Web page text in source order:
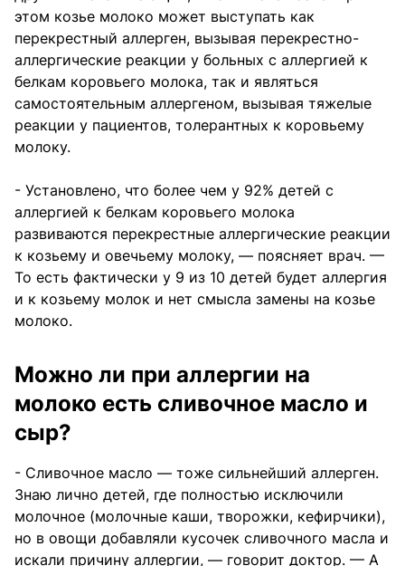
этом козье молоко может выступать как
перекрестный аллерген, вызывая перекрестно-
аллергические реакции у больных с аллергией к
белкам коровьего молока, так и являться
самостоятельным аллергеном, вызывая тяжелые
реакции у пациентов, толерантных к коровьему
молоку.
- Установлено, что более чем у 92% детей с
аллергией к белкам коровьего молока
развиваются перекрестные аллергические реакции
к козьему и овечьему молоку, — поясняет врач. —
То есть фактически у 9 из 10 детей будет аллергия
и к козьему молок и нет смысла замены на козье
молоко.
Можно ли при аллергии на
молоко есть сливочное масло и
сыр?
- Сливочное масло — тоже сильнейший аллерген.
Знаю лично детей, где полностью исключили
молочное (молочные каши, творожки, кефирчики),
но в овощи добавляли кусочек сливочного масла и
искали причину аллергии, — говорит доктор. — А